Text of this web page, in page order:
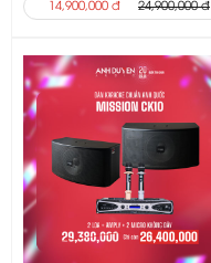
14,900,000 đ 24,900,000 đ